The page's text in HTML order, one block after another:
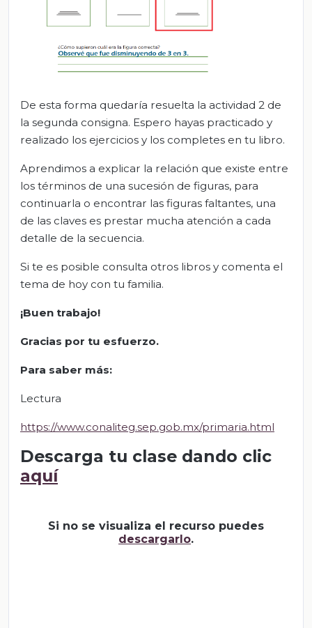
De esta forma quedaría resuelta la actividad 2 de
la segunda consigna. Espero hayas practicado y
realizado los ejercicios y los completes en tu libro.
Aprendimos a explicar la relación que existe entre
los términos de una sucesión de figuras, para
continuarla o encontrar las figuras faltantes, una
de las claves es prestar mucha atención a cada
detalle de la secuencia.
Si te es posible consulta otros libros y comenta el
tema de hoy con tu familia.
¡Buen trabajo!
Gracias por tu esfuerzo.
Para saber más:
Lectura
https://www.conaliteg.sep.gob.mx/primaria.html
Descarga tu clase dando clic
aquí
Si no se visualiza el recurso puedes
descargarlo.